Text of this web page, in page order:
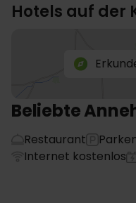
Hotels auf der
Beliebte
Restaurant
Internet kostenlos